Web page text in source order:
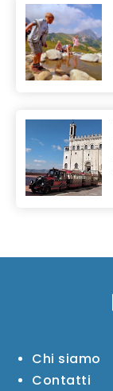
Chi siamo
Contatti